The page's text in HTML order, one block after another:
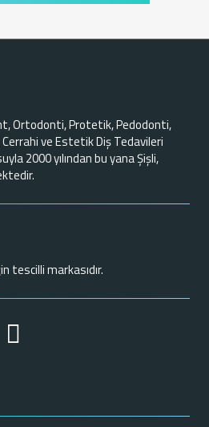
Ortodonti, Protetik, Pedodonti,
ve Estetik Diş Tedavileri
2000 yılından bu yana Şişli,
tescilli markasıdır.